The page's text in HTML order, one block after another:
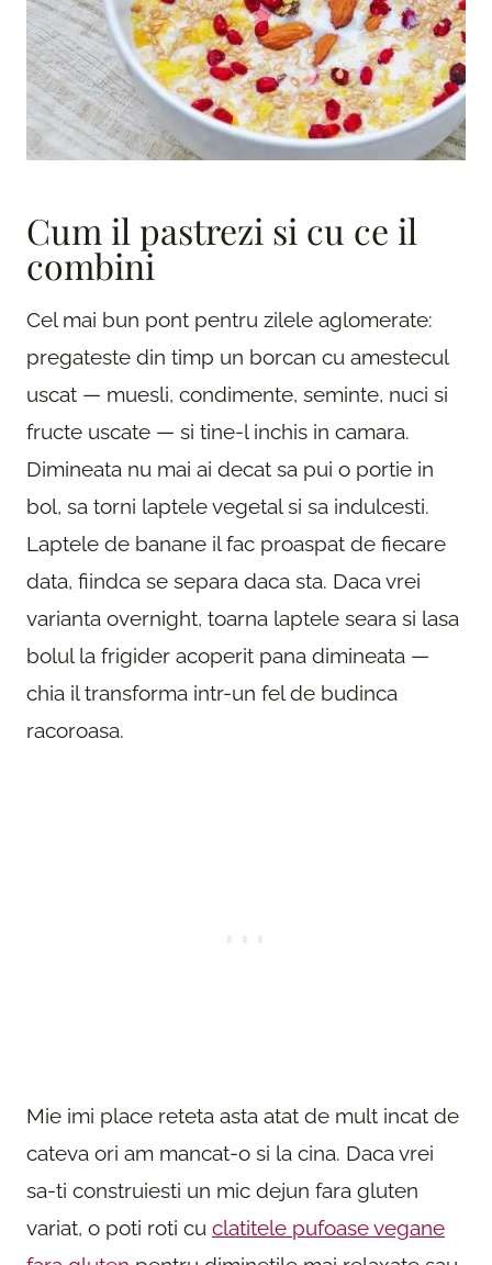
Cum il pastrezi si cu ce il
combini
Cel mai bun pont pentru zilele aglomerate:
pregateste din timp un borcan cu amestecul
uscat — muesli, condimente, seminte, nuci si
fructe uscate — si tine-l inchis in camara.
Dimineata nu mai ai decat sa pui o portie in
bol, sa torni laptele vegetal si sa indulcesti.
Laptele de banane il fac proaspat de fiecare
data, fiindca se separa daca sta. Daca vrei
varianta overnight, toarna laptele seara si lasa
bolul la frigider acoperit pana dimineata —
chia il transforma intr-un fel de budinca
racoroasa.
Mie imi place reteta asta atat de mult incat de
cateva ori am mancat-o si la cina. Daca vrei
sa-ti construiesti un mic dejun fara gluten
variat, o poti roti cu clatitele pufoase vegane